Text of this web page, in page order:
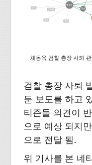
채동욱 검찰 총장 사퇴
검찰 총장 사퇴
둔 보도를 하고
티즌들 의견이
으로 예상 되지
으로 전달 됨.
위 기사를 본 네